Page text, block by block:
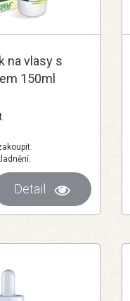
na vlasy s
150ml
Detail